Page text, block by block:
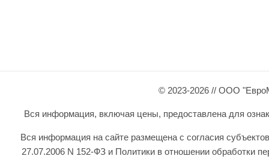
© 2023-2026 // ООО
Вся информация, включая цены, предоставлена для
Вся информация на сайте размещена с согласия
27.07.2006 N 152-ФЗ и Политики в отношении обработки